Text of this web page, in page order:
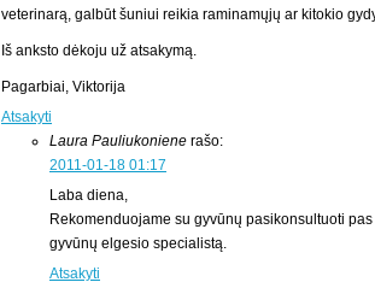
veterinarą, galbūt šuniui reikia raminamųjų ar kitokio
Iš anksto dėkoju už atsakymą.
Pagarbiai, Viktorija
Atsakyti
Laura Pauliukoniene rašo:
2011-01-18 01:17
Laba diena,
Rekomenduojame su gyvūnų pasikonsultuoti
gyvūnų elgesio specialistą.
Atsakyti